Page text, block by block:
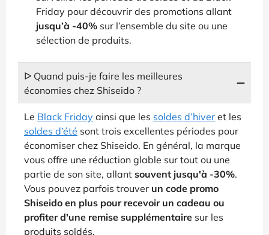
Friday pour découvrir des promotions allant
jusqu’à -40% sur l’ensemble du site ou une
sélection de produits.
ᐅ Quand puis-je faire les meilleures
économies chez Shiseido ?
Le Black Friday ainsi que les soldes d’hiver et les
soldes d’été sont trois excellentes périodes pour
économiser chez Shiseido. En général, la marque
vous offre une réduction glable sur tout ou une
partie de son site, allant souvent jusqu'à -30%.
Vous pouvez parfois trouver un code promo
Shiseido en plus pour recevoir un cadeau ou
profiter d'une remise supplémentaire sur les
produits soldés.